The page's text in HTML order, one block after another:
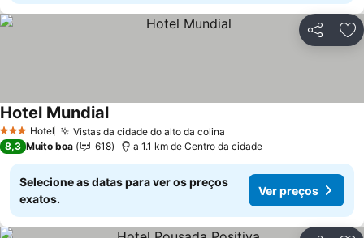
Partilhar
3 EstrelasHotel Vistas da cidade do alto da colina
Hotel Mundial
8,3 Muito boa 618 a 1.1 km de Centro da cidade
Selecione as datas para ver os preços
exatos.
Ver preços